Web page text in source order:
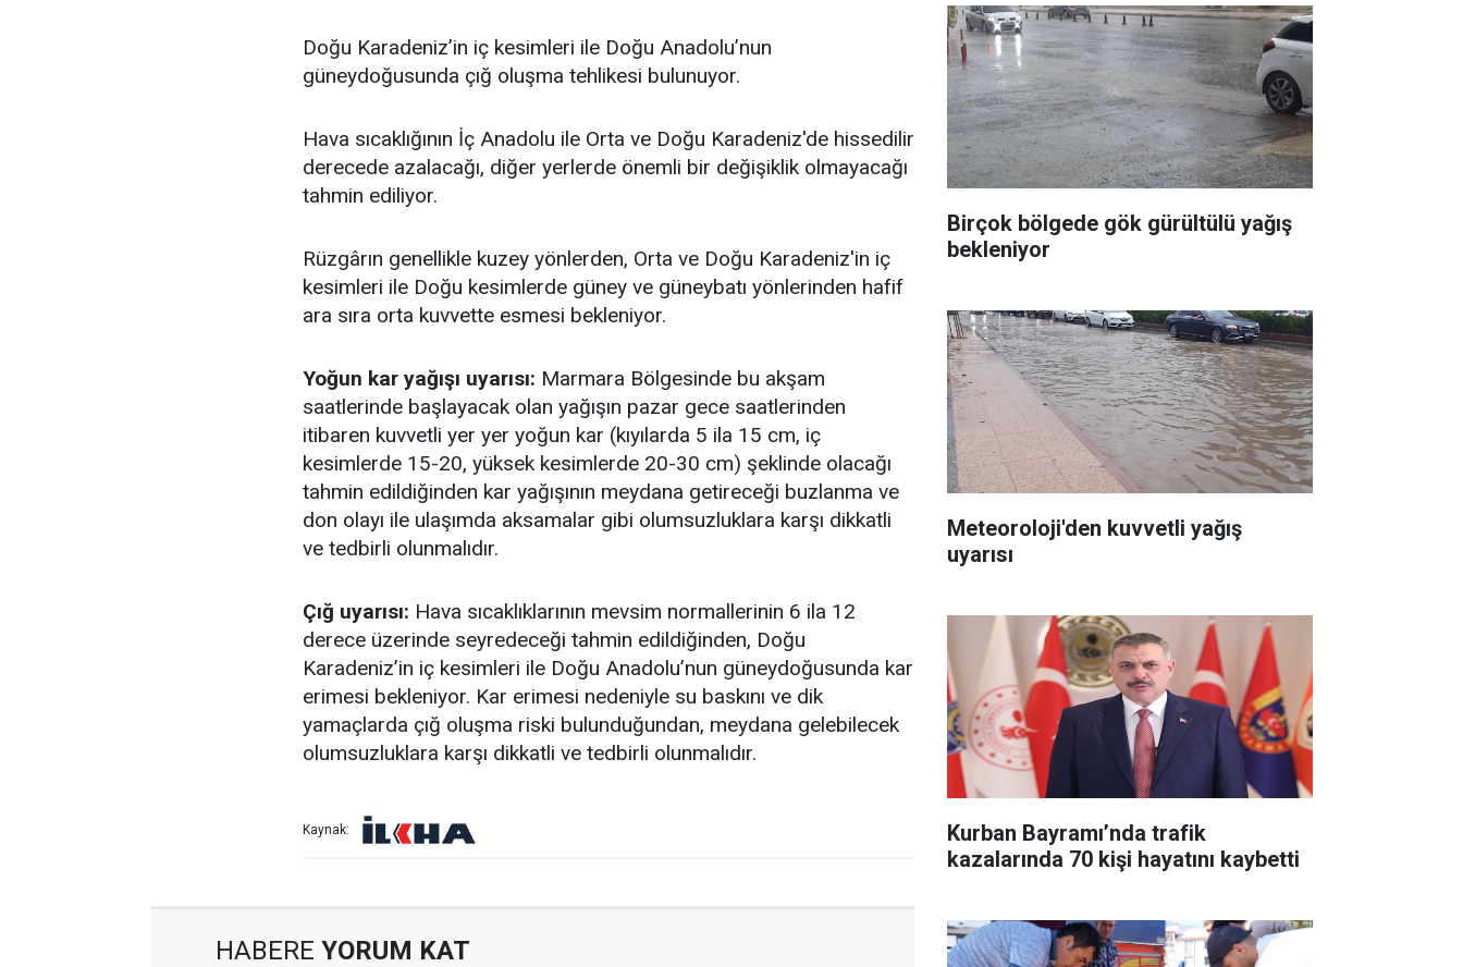
Doğu Karadeniz’in iç kesimleri ile Doğu Anadolu’nun
güneydoğusunda çığ oluşma tehlikesi bulunuyor.
Hava sıcaklığının İç Anadolu ile Orta ve Doğu Karadeniz'de hissedilir
derecede azalacağı, diğer yerlerde önemli bir değişiklik olmayacağı
tahmin ediliyor.
Rüzgârın genellikle kuzey yönlerden, Orta ve Doğu Karadeniz'in iç
kesimleri ile Doğu kesimlerde güney ve güneybatı yönlerinden hafif
ara sıra orta kuvvette esmesi bekleniyor.
Yoğun kar yağışı uyarısı: Marmara Bölgesinde bu akşam
saatlerinde başlayacak olan yağışın pazar gece saatlerinden
itibaren kuvvetli yer yer yoğun kar (kıyılarda 5 ila 15 cm, iç
kesimlerde 15-20, yüksek kesimlerde 20-30 cm) şeklinde olacağı
tahmin edildiğinden kar yağışının meydana getireceği buzlanma ve
don olayı ile ulaşımda aksamalar gibi olumsuzluklara karşı dikkatli
ve tedbirli olunmalıdır.
Çığ uyarısı: Hava sıcaklıklarının mevsim normallerinin 6 ila 12
derece üzerinde seyredeceği tahmin edildiğinden, Doğu
Karadeniz’in iç kesimleri ile Doğu Anadolu’nun güneydoğusunda kar
erimesi bekleniyor. Kar erimesi nedeniyle su baskını ve dik
yamaçlarda çığ oluşma riski bulunduğundan, meydana gelebilecek
olumsuzluklara karşı dikkatli ve tedbirli olunmalıdır.
Kaynak:
HABERE YORUM KAT
Birçok bölgede gök gürültülü yağış
bekleniyor
Meteoroloji'den kuvvetli yağış
uyarısı
Kurban Bayramı’nda trafik
kazalarında 70 kişi hayatını kaybetti